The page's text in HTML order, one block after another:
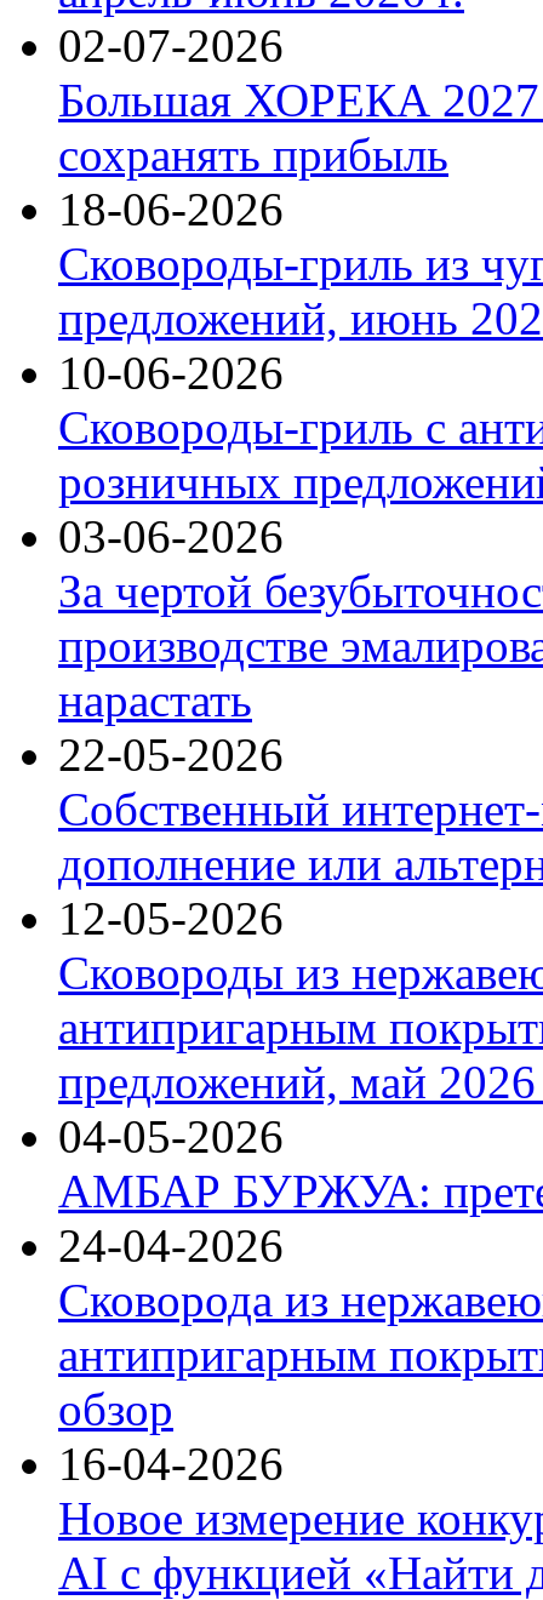
02-07-2026
Большая ХОРЕКА 2027:
сохранять прибыль
18-06-2026
Сковороды-гриль из
предложений, июнь
10-06-2026
Сковороды-гриль с
розничных
03-06-2026
За чертой
производстве
нарастать
22-05-2026
Собственный
дополнение или
12-05-2026
Сковороды из
антипригарным
предложений, май 2026
04-05-2026
АМБАР БУРЖУА:
24-04-2026
Сковорода из
антипригарным
обзор
16-04-2026
Новое измерение
AI с функцией «Найти